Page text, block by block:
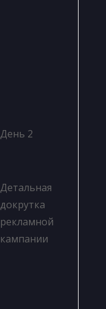
День 2
Детальная
докрутка
рекламной
кампании